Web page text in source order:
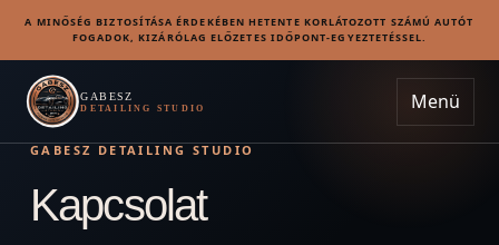
A MINŐSÉG BIZTOSÍTÁSA ÉRDEKÉBEN HETENTE KORLÁTOZOTT SZÁMÚ AUTÓT
FOGADOK, KIZÁRÓLAG ELŐZETES IDŐPONT-EGYEZTETÉSSEL.
GABESZ
DETAILING STUDIO Menü
GABESZ DETAILING STUDIO
Kapcsolat